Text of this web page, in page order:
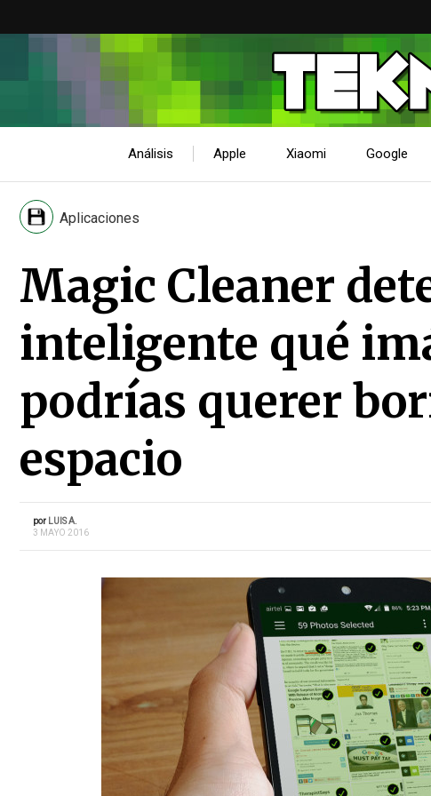
Análisis Apple Xiaomi Google
Aplicaciones
Magic Cleaner
inteligente qué
podrías querer
espacio
por LUIS A.
3 MAYO 2016